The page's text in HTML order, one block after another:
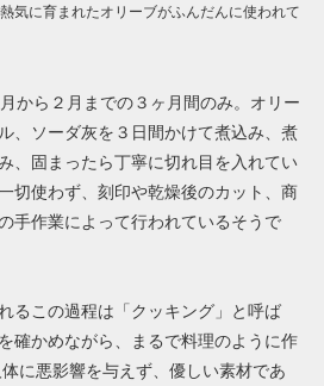
気に育まれたオリーブがふんだんに使われて
から２月までの３ヶ月間のみ。オリー
、ソーダ灰を３日間かけて煮込み、煮
、固まったら丁寧に切れ目を入れてい
切使わず、刻印や乾燥後のカット、商
手作業によって行われているそうで
るこの過程は「クッキング」と呼ば
確かめながら、まるで料理のように作
に悪影響を与えず、優しい素材であ